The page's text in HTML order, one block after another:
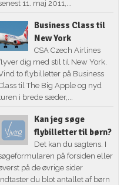
11. maj 2011,...
Business Class til
New York
CSA Czech Airlines
dig med stil til New York.
to flybilletter på Business
til The Big Apple og nyd
i brede sæder,...
Kan jeg søge
flybilletter til børn?
Det kan du sagtens. I
på forsiden eller
på de øvrige sider
du blot antallet af børn